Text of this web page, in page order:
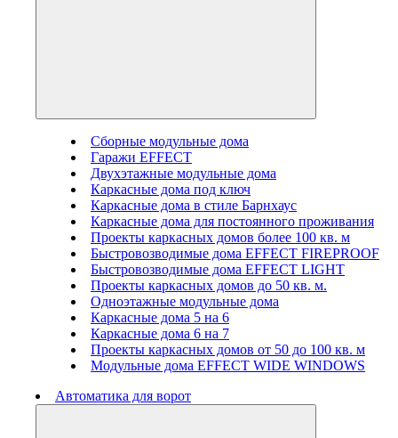
Сборные модульные дома
Гаражи EFFECT
Двухэтажные модульные дома
Каркасные дома под ключ
Каркасные дома в стиле Барнхаус
Каркасные дома для постоянного проживания
Проекты каркасных домов более 100 кв. м
Быстровозводимые дома EFFECT FIREPROOF
Быстровозводимые дома EFFECT LIGHT
Проекты каркасных домов до 50 кв. м.
Одноэтажные модульные дома
Каркасные дома 5 на 6
Каркасные дома 6 на 7
Проекты каркасных домов от 50 до 100 кв. м
Модульные дома EFFECT WIDE WINDOWS
Автоматика для ворот